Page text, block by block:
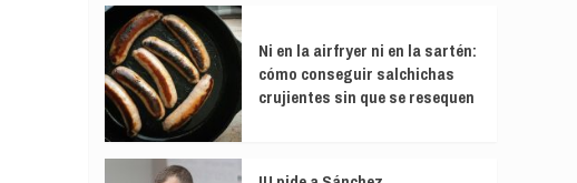
Ni en la airfryer ni en la sartén:
cómo conseguir salchichas
crujientes sin que se resequen